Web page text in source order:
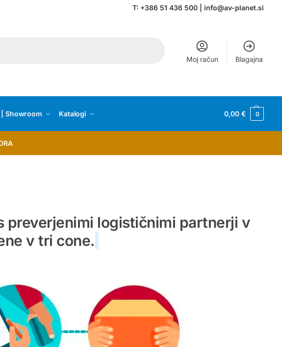
T: +386 51 436 500 |info@av-planet.si
Moj račun Blagajna
Showroom Katalogi 0,00 € 0
preverjenimi logističnimi partnerji v
v tri cone.